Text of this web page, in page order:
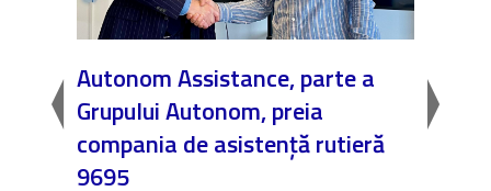
Autonom Assistance, parte a
Grupului Autonom, preia
compania de asistență rutieră
9695
❤️